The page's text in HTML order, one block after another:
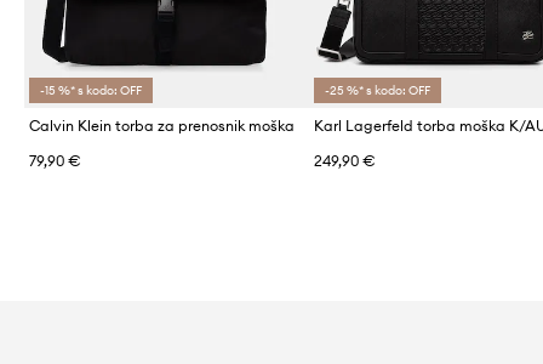
-15 %* s kodo: OFF
Calvin Klein torba za prenosnik moška
79,90 €
-25 %* s kodo: OFF
249,90 €